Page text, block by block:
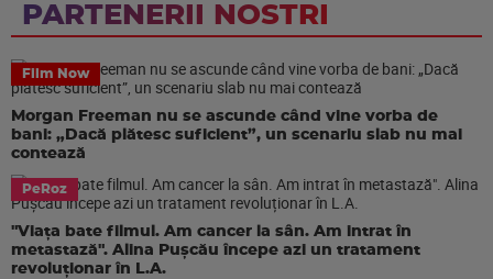
PARTENERII NOSTRI
Film Now
Morgan Freeman nu se ascunde când vine vorba de
bani: „Dacă plătesc suficient”, un scenariu slab nu mai
contează
PeRoz
"Viața bate filmul. Am cancer la sân. Am intrat în
metastază". Alina Pușcău începe azi un tratament
revoluționar în L.A.